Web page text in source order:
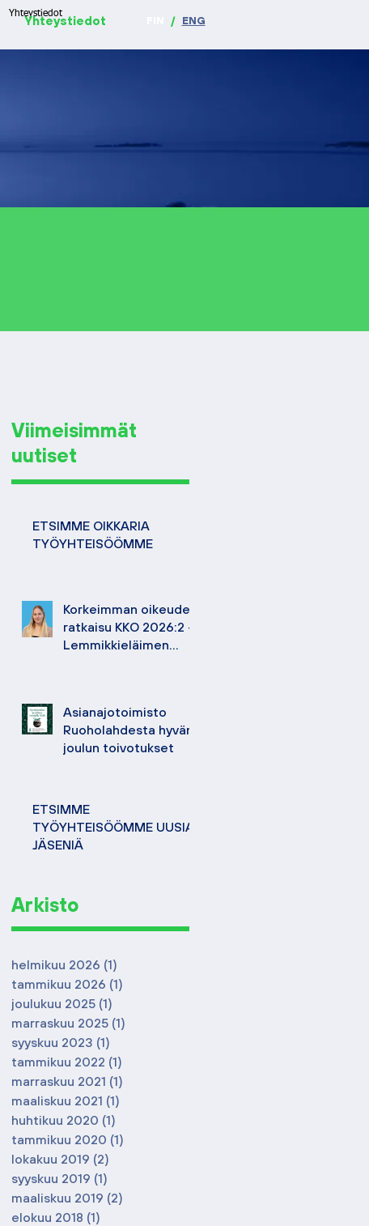
Yhteystiedot / ENG
Yhteystiedot
Viimeisimmät
uutiset
ETSIMME OIKKARIA
TYÖYHTEISÖÖMME
Korkeimman oikeuden
ratkaisu KKO 2026:2 –
Lemmikkieläimen
Asianajotoimisto
Ruoholahdesta hyvän
joulun toivotukset
ETSIMME
TYÖYHTEISÖÖMME UUSIA
JÄSENIÄ
Arkisto
helmikuu 2026 (1)
tammikuu 2026 (1)
joulukuu 2025 (1)
marraskuu 2025 (1)
syyskuu 2023 (1)
tammikuu 2022 (1)
marraskuu 2021 (1)
maaliskuu 2021 (1)
huhtikuu 2020 (1)
tammikuu 2020 (1)
lokakuu 2019 (2)
syyskuu 2019 (1)
maaliskuu 2019 (2)
elokuu 2018 (1)